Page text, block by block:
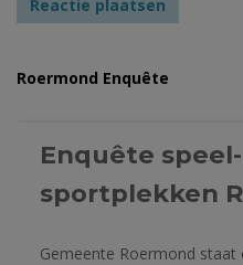
Roermond Enquête
Enquête
sportplekken
Gemeente Roermond